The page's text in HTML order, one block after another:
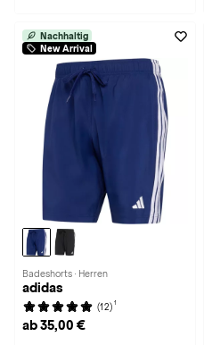
Nachhaltig
New Arrival
Badeshorts · Herren
adidas
(12) 1
ab 35,00 €